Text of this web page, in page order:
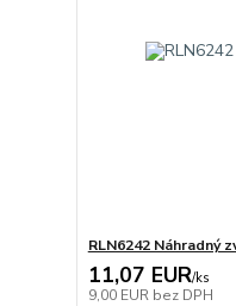
RLN6242 Náhradný
11,07 EUR/ks
9,00 EUR bez DPH